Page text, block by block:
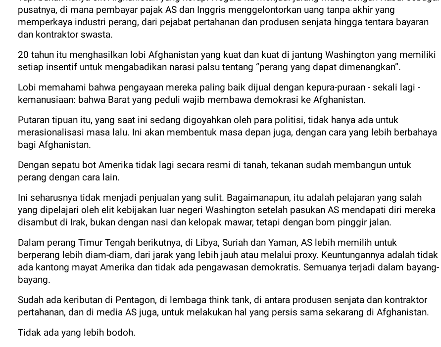
pusatnya, di mana pembayar pajak AS dan Inggris menggelontorkan uang tanpa akhir yang
memperkaya industri perang, dari pejabat pertahanan dan produsen senjata hingga tentara bayaran
dan kontraktor swasta.
20 tahun itu menghasilkan lobi Afghanistan yang kuat dan kuat di jantung Washington yang memiliki
setiap insentif untuk mengabadikan narasi palsu tentang “perang yang dapat dimenangkan”.
Lobi memahami bahwa pengayaan mereka paling baik dijual dengan kepura-puraan - sekali lagi -
kemanusiaan: bahwa Barat yang peduli wajib membawa demokrasi ke Afghanistan.
Putaran tipuan itu, yang saat ini sedang digoyahkan oleh para politisi, tidak hanya ada untuk
merasionalisasi masa lalu. Ini akan membentuk masa depan juga, dengan cara yang lebih berbahaya
bagi Afghanistan.
Dengan sepatu bot Amerika tidak lagi secara resmi di tanah, tekanan sudah membangun untuk
perang dengan cara lain.
Ini seharusnya tidak menjadi penjualan yang sulit. Bagaimanapun, itu adalah pelajaran yang salah
yang dipelajari oleh elit kebijakan luar negeri Washington setelah pasukan AS mendapati diri mereka
disambut di Irak, bukan dengan nasi dan kelopak mawar, tetapi dengan bom pinggir jalan.
Dalam perang Timur Tengah berikutnya, di Libya, Suriah dan Yaman, AS lebih memilih untuk
berperang lebih diam-diam, dari jarak yang lebih jauh atau melalui proxy. Keuntungannya adalah tidak
ada kantong mayat Amerika dan tidak ada pengawasan demokratis. Semuanya terjadi dalam bayang-
bayang.
Sudah ada keributan di Pentagon, di lembaga think tank, di antara produsen senjata dan kontraktor
pertahanan, dan di media AS juga, untuk melakukan hal yang persis sama sekarang di Afghanistan.
Tidak ada yang lebih bodoh.